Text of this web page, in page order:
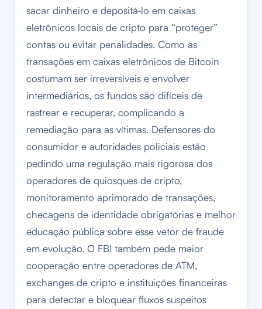
sacar dinheiro e depositá‑lo em caixas
eletrônicos locais de cripto para “proteger”
contas ou evitar penalidades. Como as
transações em caixas eletrônicos de Bitcoin
costumam ser irreversíveis e envolver
intermediários, os fundos são difíceis de
rastrear e recuperar, complicando a
remediação para as vítimas. Defensores do
consumidor e autoridades policiais estão
pedindo uma regulação mais rigorosa dos
operadores de quiosques de cripto,
monitoramento aprimorado de transações,
checagens de identidade obrigatórias e melhor
educação pública sobre esse vetor de fraude
em evolução. O FBI também pede maior
cooperação entre operadores de ATM,
exchanges de cripto e instituições financeiras
para detectar e bloquear fluxos suspeitos